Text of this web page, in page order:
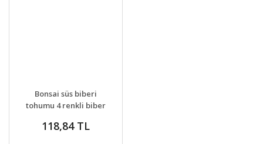
DETAYLAR
VER
Bonsai süs biberi
tohumu 4 renkli biber
kalıcı
118,84 TL